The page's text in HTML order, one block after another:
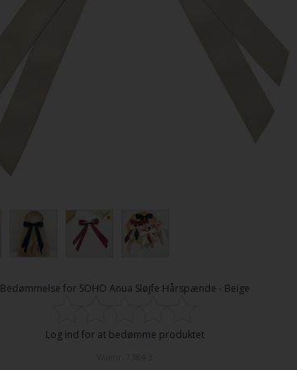
Bedømmelse for SOHO Anua Sløjfe Hårspænde - Beige
Log ind for at bedømme produktet